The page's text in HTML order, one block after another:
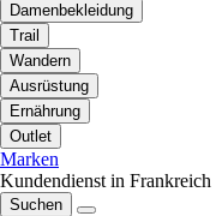
Damenbekleidung
Trail
Wandern
Ausrüstung
Ernährung
Outlet
Marken
Kundendienst in Frankreich
Suchen